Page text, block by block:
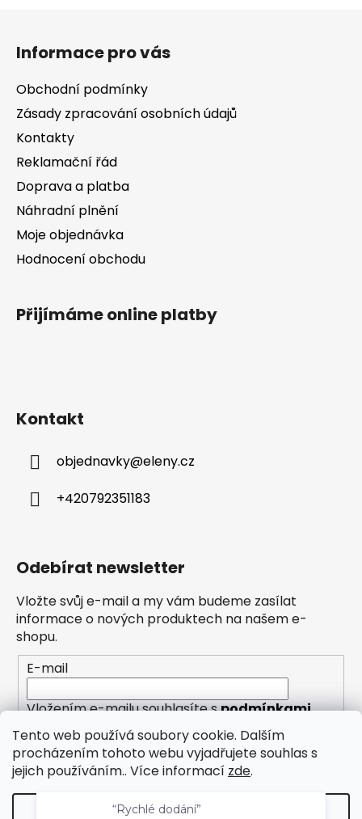
Tento web používá soubory cookie. Dalším
procházením tohoto webu vyjadřujete souhlas s
jejich používáním.. Více informací zde.
Nastavení
k
Informace pro vás
Obchodní podmínky
Zásady zpracování osobních údajů
Kontakty
Reklamační řád
Doprava a platba
Náhradní plnění
Moje objednávka
Hodnocení obchodu
Přijímáme online platby
Kontakt
objednavky@eleny.cz
+420792351183
Odebírat newsletter
Vložte svůj e-mail a my vám budeme zasílat
informace o nových produktech na našem e-
shopu.
E-mail
Vložením e-mailu souhlasíte spodmínkami
ochrany osobních údajů
PŘIHLÁSIT SE
“Rychlé dodání”